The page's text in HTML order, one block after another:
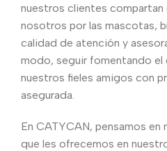
nuestros clientes compartan
nosotros por las mascotas,
calidad de atención y
modo, seguir fomentando
nuestros fieles amigos con
asegurada.
En CATYCAN, pensamos
que les ofrecemos en